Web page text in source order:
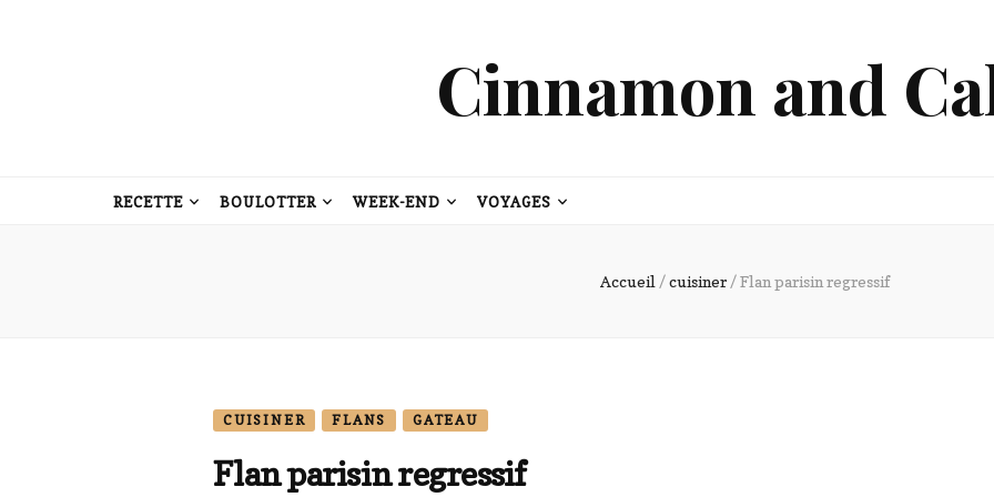
Cinnamon and
RECETTE BOULOTTER WEEK-END VOYAGES
Accueil /cuisiner /Flan parisin regressif
CUISINER FLANS GATEAU
Flan parisin regressif